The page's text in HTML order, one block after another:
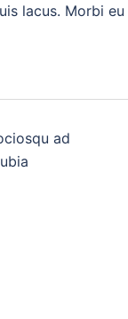
lacus. Morbi
ad